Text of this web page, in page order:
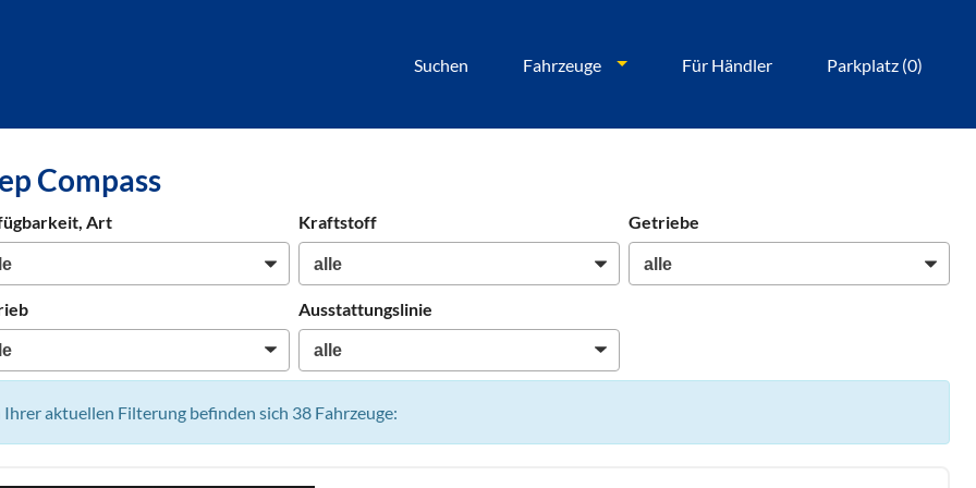
Suchen Fahrzeuge Für Händler Parkplatz (0)
Compass
Art Kraftstoff Getriebe
Ausstattungslinie
Ihrer aktuellen Filterung befinden sich 38 Fahrzeuge: